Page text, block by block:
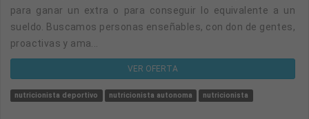
para ganar un extra o para conseguir lo equivalente a un
sueldo. Buscamos personas enseñables, con don de gentes,
proactivas y ama...
VER OFERTA
nutricionista deportivo nutricionista autonoma nutricionista